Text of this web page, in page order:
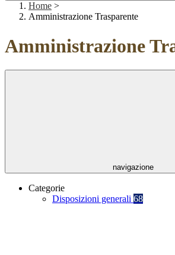
Home >
Amministrazione Trasparente
Amministrazione
navigazione
Categorie
Disposizioni generali 68